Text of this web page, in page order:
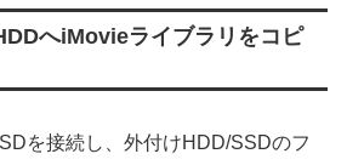
へiMovieライブラリをコピ
を接続し、外付けHDD/SSDのフ